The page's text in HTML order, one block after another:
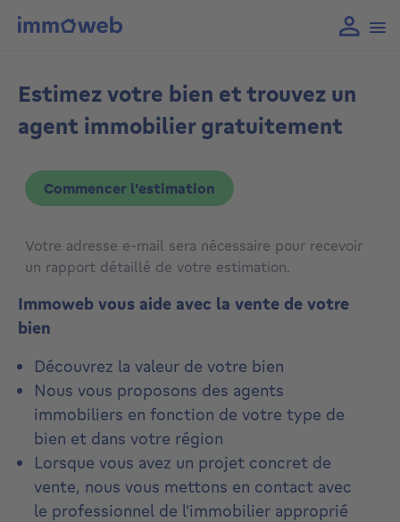
Estimez votre bien et trouvez un
agent immobilier gratuitement
Commencer l'estimation
Votre adresse e-mail sera nécessaire pour recevoir
un rapport détaillé de votre estimation.
Immoweb vous aide avec la vente de votre
bien
Découvrez la valeur de votre bien
Nous vous proposons des agents
immobiliers en fonction de votre type de
bien et dans votre région
Lorsque vous avez un projet concret de
vente, nous vous mettons en contact avec
le professionnel de l'immobilier approprié